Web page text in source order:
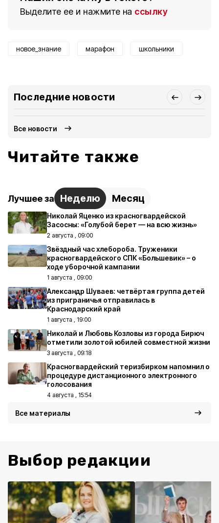
Выделите ее и нажмите на ссылку
новое_знание марафон школьники
Последние новости
Все новости
Читайте также
Лучшее за Неделю Месяц
Николай Яценко из красногвардейской
Засосны: «Голубой берет — на всю жизнь»
2 августа , 09:00
Звёздный час хлебороба. Труженики
красногвардейского СПК «Большевик» – о
ходе уборочной кампании
1 августа , 09:00
Александр Шуваев: четвёртая группа детей
из приграничья отправилась в
Краснодарский край
1 августа , 19:00
Николай и Любовь Козловы из города Бирюч
отметили золотой юбилей совместной жизни
3 августа , 09:18
Красногвардейский теризбирком напомнил о
процедуре дистанционного электронного
голосования
4 августа , 15:54
Все материалы
Выбор редакции